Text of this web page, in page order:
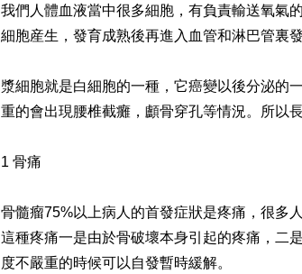
我們人體血液當中很多細胞，有負責輸送氧氣
細胞産生，發育成熟後再進入血管和淋巴管裏
漿細胞就是白細胞的一種，它癌變以後分泌的
重的會出現腰椎截癱，顱骨穿孔等情況。所以
1 骨痛
骨髓瘤75%以上病人的首發症狀是疼痛，很多
這種疼痛一是由於骨破壞本身引起的疼痛，二
度不嚴重的時候可以自發暫時緩解。